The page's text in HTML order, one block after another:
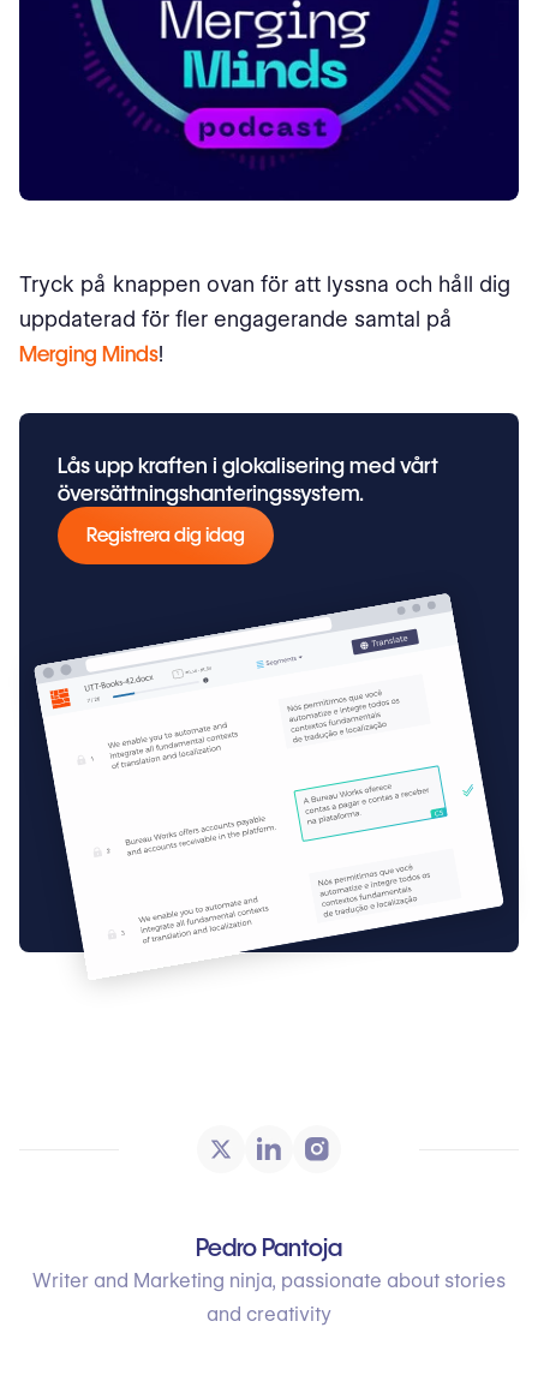
Tryck på knappen ovan för att lyssna och håll dig
uppdaterad för fler engagerande samtal på
Merging Minds!
Lås upp kraften i glokalisering med vårt
översättningshanteringssystem.
Registrera dig idag
Pedro Pantoja
Writer and Marketing ninja, passionate about stories
and creativity